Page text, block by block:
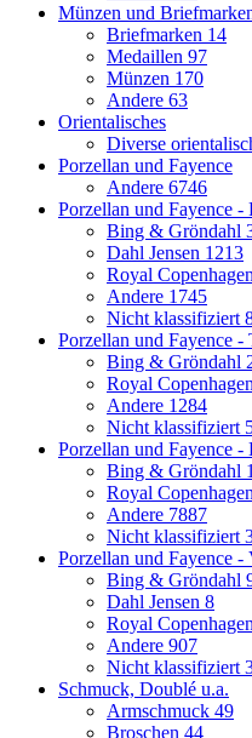
Münzen und
Briefmarken 14
Medaillen 97
Münzen 170
Andere 63
Orientalisches
Diverse
Porzellan und Fayence
Andere 6746
Porzellan und Fayence -
Bing & Gröndahl
Dahl Jensen 1213
Royal Copenhagen
Andere 1745
Nicht klassifiziert
Porzellan und Fayence -
Bing & Gröndahl
Royal Copenhagen
Andere 1284
Nicht klassifiziert
Porzellan und Fayence -
Bing & Gröndahl
Royal Copenhagen
Andere 7887
Nicht klassifiziert
Porzellan und Fayence -
Bing & Gröndahl
Dahl Jensen 8
Royal Copenhagen
Andere 907
Nicht klassifiziert
Schmuck, Doublé u.a.
Armschmuck 49
Broschen 44